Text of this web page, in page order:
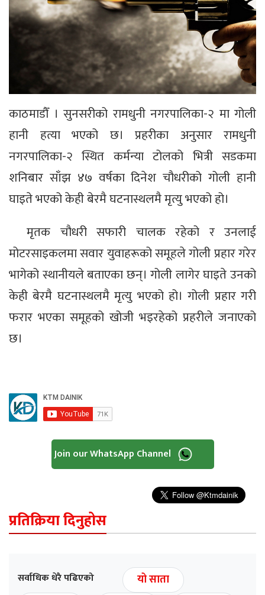
काठमाडौँ । सुनसरीको रामधुनी नगरपालिका-२ मा गोली
हानी हत्या भएको छ। प्रहरीका अनुसार रामधुनी
नगरपालिका-२ स्थित कर्मन्या टोलको भित्री सडकमा
शनिबार साँझ ४७ वर्षका दिनेश चौधरीको गोली हानी
घाइते भएको केही बेरमै घटनास्थलमै मृत्यु भएको हो।
मृतक चौधरी सफारी चालक रहेको र उनलाई
मोटरसाइकलमा सवार युवाहरूको समूहले गोली प्रहार गरेर
भागेको स्थानीयले बताएका छन्। गोली लागेर घाइते उनको
केही बेरमै घटनास्थलमै मृत्यु भएको हो। गोली प्रहार गरी
फरार भएका समूहको खोजी भइरहेको प्रहरीले जनाएको
छ।
Join our WhatsApp Channel
प्रतिक्रिया दिनुहोस
सर्वाधिक धेरै पढिएको
यो साता